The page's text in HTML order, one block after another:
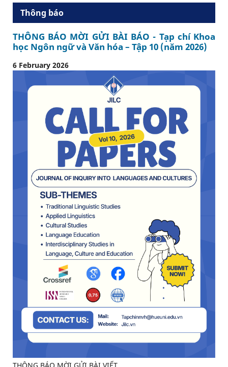
Thông báo
THÔNG BÁO MỜI GỬI BÀI BÁO - Tạp chí Khoa
học Ngôn ngữ và Văn hóa – Tập 10 (năm 2026)
6 February 2026